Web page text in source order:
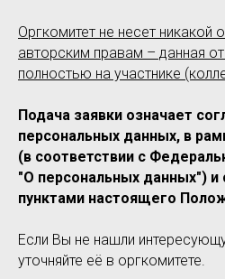
Оргкомитет не несет никакой
авторским правам – данная
полностью на участнике
Подача заявки означает
персональных данных, в
(в соответствии с
"О персональных данных") и
пунктами настоящего
Если Вы не нашли
уточняйте её в оргкомитете.